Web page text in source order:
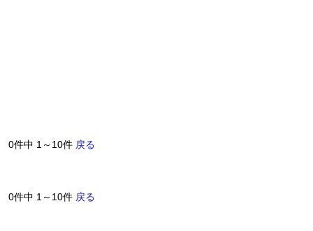
0件中 1～10件 戻る
0件中 1～10件 戻る